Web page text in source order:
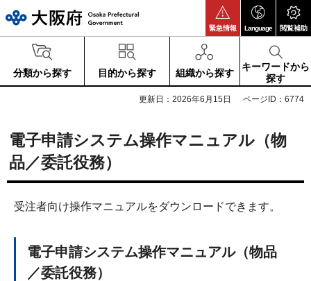
緊急情報 Language 閲覧補助
分類から探す 目的から探す 組織から探す
キーワードから
探す
更新日：2026年6月15日 ページID：6774
電子申請システム操作マニュアル（物
品／委託役務）
受注者向け操作マニュアルをダウンロードできます。
電子申請システム操作マニュアル（物品
／委託役務）